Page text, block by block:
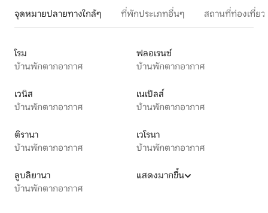
จุดหมายปลายทางใกล้ๆ ที่พักประเภทอื่นๆ สถานที่ท่องเที่ย
โรม
บ้านพักตากอากาศ
ฟลอเรนซ์
บ้านพักตากอากาศ
เวนิส
บ้านพักตากอากาศ
เนเปิลส์
บ้านพักตากอากาศ
ติรานา
บ้านพักตากอากาศ
เวโรนา
บ้านพักตากอากาศ
ลูบลิยานา
บ้านพักตากอากาศ
แสดงมากขึ้น